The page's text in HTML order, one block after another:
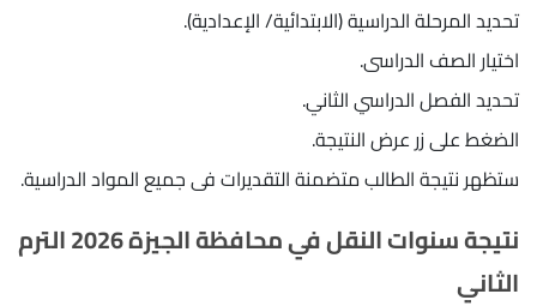
تحديد المرحلة الدراسية (الابتدائية/ الإعدادية).
اختيار الصف الدراسى.
تحديد الفصل الدراسي الثاني.
الضغط على زر عرض النتيجة.
ستظهر نتيجة الطالب متضمنة التقديرات فى جميع المواد الدراسية.
نتيجة سنوات النقل في محافظة الجيزة 2026 الترم
الثاني